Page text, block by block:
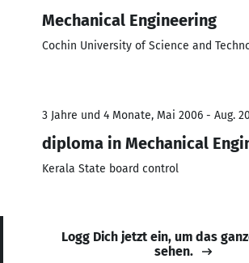
Mechanical Engineering
Cochin University of Science and
3 Jahre und 4 Monate, Mai 2006 - Aug.
diploma in Mechanical
Kerala State board control
Logg Dich jetzt ein, um das
sehen.